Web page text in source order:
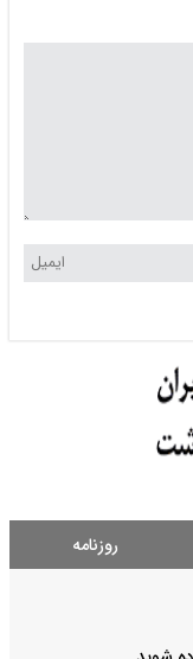
روزنامه